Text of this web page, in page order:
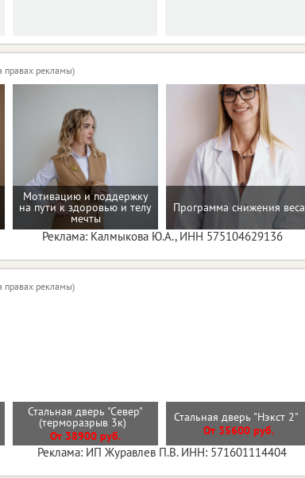
правах рекламы)
Мотивацию и поддержку
на пути к здоровью и телу
мечты
Программа снижения веса
Реклама: Калмыкова Ю.А., ИНН 575104629136
правах рекламы)
Стальная дверь "Север"
(терморазрыв 3к)
От 38900 руб.
Стальная дверь "Нэкст 2"
От 35600 руб.
Реклама: ИП Журавлев П.В. ИНН: 571601114404